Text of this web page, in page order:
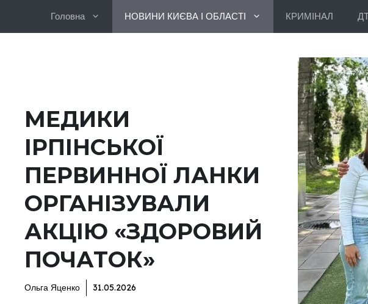
Головна НОВИНИ КИЄВА І ОБЛАСТІ КРИМІНАЛ
МЕДИКИ
ІРПІНСЬКОЇ
ПЕРВИННОЇ ЛАНКИ
ОРГАНІЗУВАЛИ
АКЦІЮ «ЗДОРОВИЙ
ПОЧАТОК»
Ольга Яценко 31.05.2026